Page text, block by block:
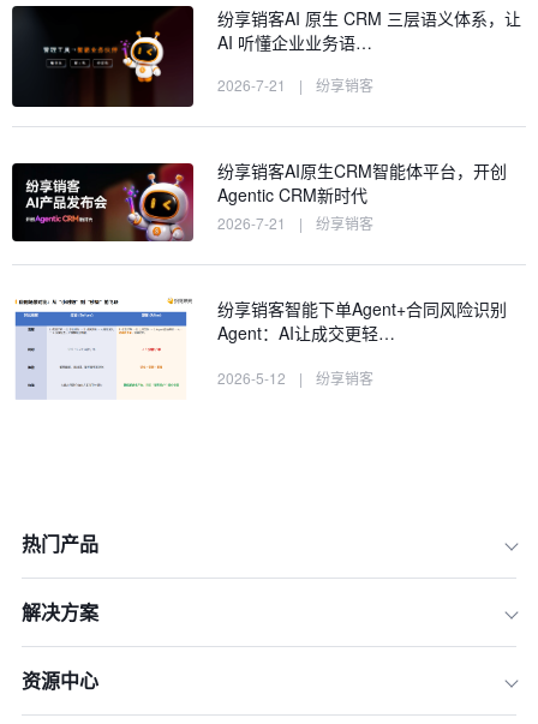
纷享销客AI 原生 CRM 三层语义体系，让
AI 听懂企业业务语…
2026-7-21 | 纷享销客
纷享销客AI原生CRM智能体平台，开创
Agentic CRM新时代
2026-7-21 | 纷享销客
纷享销客智能下单Agent+合同风险识别
Agent：AI让成交更轻…
2026-5-12 | 纷享销客
热门产品
解决方案
资源中心